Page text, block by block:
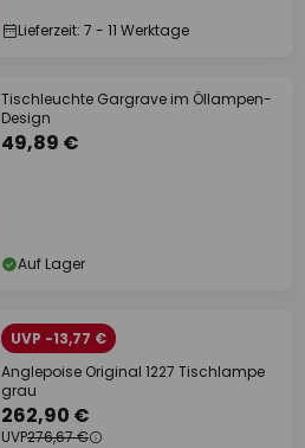
Lieferzeit: 7 - 11 Werktage
Tischleuchte Gargrave im Öllampen-
Design
49,89 €
Auf Lager
UVP -13,77 €
Anglepoise Original 1227 Tischlampe
grau
262,90 €
UVP276,67 €